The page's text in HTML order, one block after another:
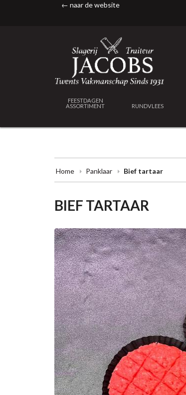
← naar de website
FEESTDAGEN
ASSORTIMENT
RUNDVLEES
Home Panklaar Bief tartaar
BIEF TARTAAR